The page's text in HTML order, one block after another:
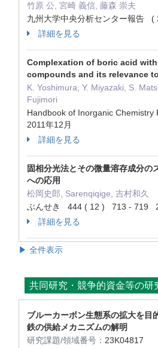
竹原 公, 宮崎 義信, 藤森 崇夫
九州大学中央分析センター報告
詳細を見る
Complexation of boric acid
compounds and its relevance
K. Yoshimura, Y. Miyazaki, S.
Fujimori
Handbook of Inorganic
2011年12月
詳細を見る
固相分光法とその微量溶存成分の
への応用
松岡史郎, Sarenqiqige, 吉村和久
ぶんせき 444 ( 12 ) 713 - 719
詳細を見る
▶ 全件表示
共同研究・競争的資金等の研
ブルーカーボン生態系の拡大を目
鉄の供給メカニズムの解明
研究課題/領域番号： 23K04817